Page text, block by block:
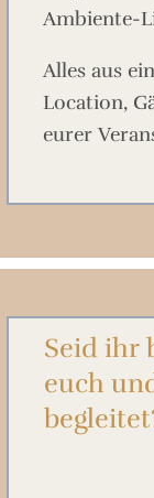
Ambiente-
Alles aus
Location,
eurer
Seid ihr
euch